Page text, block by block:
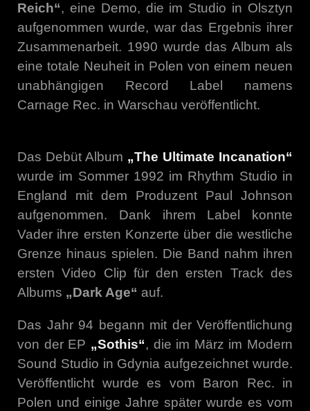
Reich“, eine Demo, die im Studio in Olsztyn
aufgenommen wurde, war das Ergebnis ihrer
Zusammenarbeit. 1990 wurde das Album als
eine totale Neuheit in Polen von einem neuen
unabhängigen Record Label namens
Carnage Rec. in Warschau veröffentlicht.
Das Debüt Album „The Ultimate Incanation“
wurde im Sommer 1992 im Rhythm Studio in
England mit dem Produzent Paul Johnson
aufgenommen. Dank ihrem Label konnte
Vader ihre ersten Konzerte über die westliche
Grenze hinaus spielen. Die Band nahm ihren
ersten Video Clip für den ersten Track des
Albums „Dark Age“ auf.
Das Jahr 94 begann mit der Veröffentlichung
von der EP „Sothis“, die im März im Modern
Sound Studio in Gdynia aufgezeichnet wurde.
Veröffentlicht wurde es vom Baron Rec. in
Polen und einige Jahre später wurde es vom